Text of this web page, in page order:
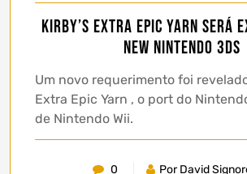
Kirby’s Extra Epic Yarn será
New Nintendo 3DS
Um novo requerimento foi
Extra Epic Yarn , o port do
de Nintendo Wii.
0
Por David